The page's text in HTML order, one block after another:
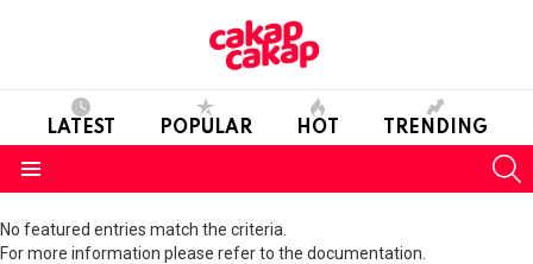
LATEST POPULAR HOT TRENDING
No featured entries match the criteria.
For more information please refer to the documentation.